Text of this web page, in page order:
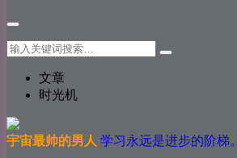
文章
时光机
宇宙最帅的男人 学习永远是进步的阶梯。